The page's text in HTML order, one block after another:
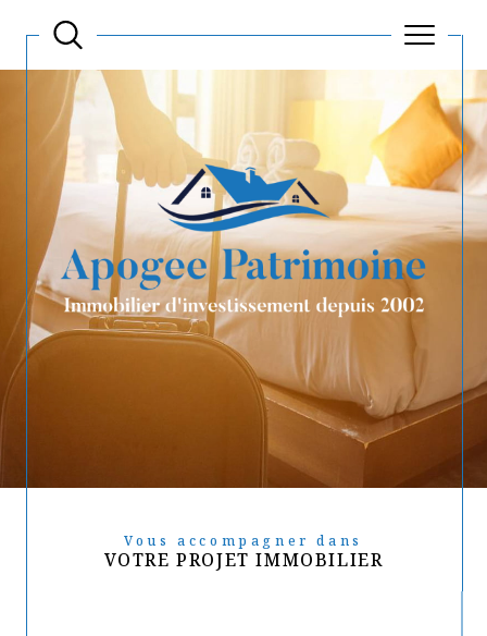
Vous accompagner dans
VOTRE PROJET IMMOBILIER